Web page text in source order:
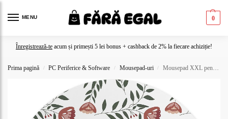
MENU 0
Înregistrează-te acum și primești 5 lei bonus + cashback de 2% la fiecare achiziție!
Prima pagină / PC Periferice & Software / Mousepad-uri / Mousepad XXL pentru gaming cu hartă fantasy